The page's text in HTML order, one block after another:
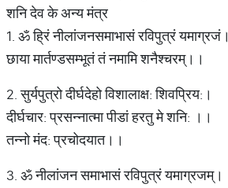
शनि देव के अन्य मंत्र
1. ॐ ह्रिं नीलांजनसमाभासं रविपुत्रं यमाग्रजं।
छाया मार्तण्डसम्भूतं तं नमामि शनैश्चरम्।।
2. सुर्यपुत्रो दीर्घदेहो विशालाक्ष: शिवप्रिय:।
दीर्घचार: प्रसन्नात्मा पीडां हरतु मे शनि: ।।
तन्नो मंद: प्रचोदयात।।
3. ॐ नीलांजन समाभासं रविपुत्रं यमाग्रजम्।